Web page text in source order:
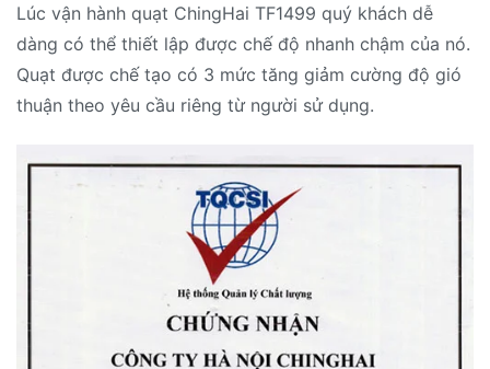
Lúc vận hành quạt ChingHai TF1499 quý khách dễ
dàng có thể thiết lập được chế độ nhanh chậm của nó.
Quạt được chế tạo có 3 mức tăng giảm cường độ gió
thuận theo yêu cầu riêng từ người sử dụng.